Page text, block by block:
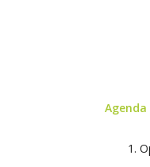
Agenda